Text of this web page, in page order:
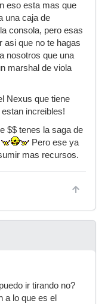
eso esta mas que
una caja de
consola, pero esas
asi que no te hagas
nosotros que una
marshal de viola
Nexus que tiene
increibles!
$$ tenes la saga de
Pero ese ya
mas recursos.
ir tirando no?
a lo que es el